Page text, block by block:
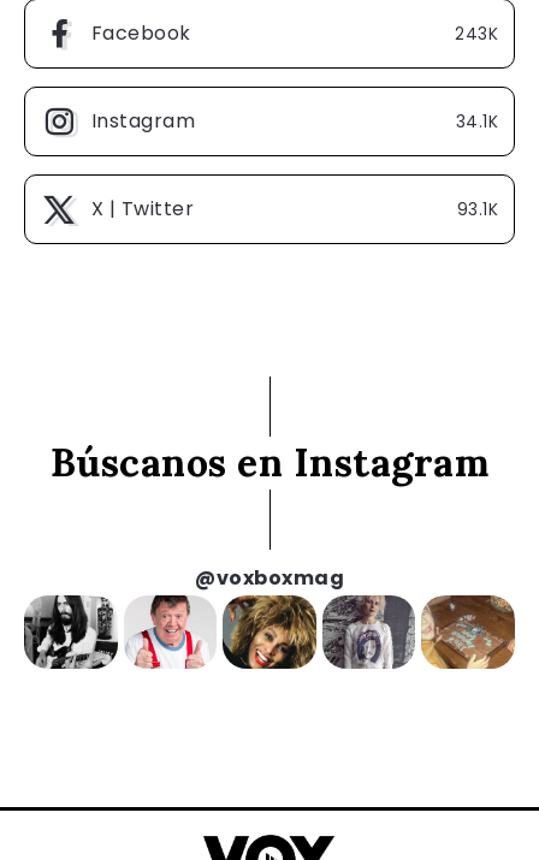
Facebook 243K
Instagram 34.1K
X | Twitter 93.1K
Búscanos en Instagram
@voxboxmag